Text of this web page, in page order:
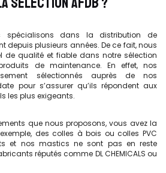
spécialisons dans la distribution de
depuis plusieurs années. De ce fait, nous
de qualité et fiable dans notre sélection
de maintenance. En effet, nos
sélectionnés auprès de nos
pour s’assurer qu’ils répondent aux
les plus exigeants.
que nous proposons, vous avez la
des colles à bois ou colles PVC
et nos mastics ne sont pas en reste
réputés comme DL CHEMICALS ou